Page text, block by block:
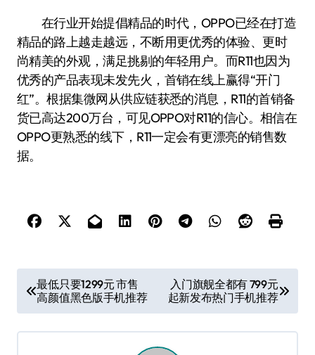
在行业开始提倡精品的时代，OPPO已经在打造
精品的路上越走越远，不断用更优秀的体验、更时
尚精美的外观，满足挑剔的年轻用户。而R11也因为
优秀的产品表现未发先火，首销在线上赢得“开门
红”。根据集微网从供应链获悉的消息，R11的首销备
货已高达200万台，可见OPPO对R11的信心。相信在
OPPO更熟悉的线下，R11一定会有更漂亮的销售数
据。
章
导
最低只要1299元 市售
高颜值黑色版手机推荐
入门旗舰全都有 799元
起新发布热门手机推荐